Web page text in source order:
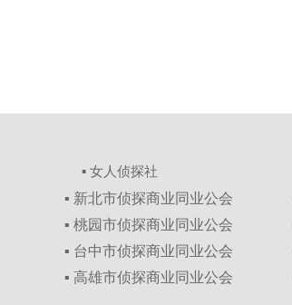
▪ 女人侦探社
▪ 新北市侦探商业同业公会
▪ 桃园市侦探商业同业公会
▪ 台中市侦探商业同业公会
▪ 高雄市侦探商业同业公会